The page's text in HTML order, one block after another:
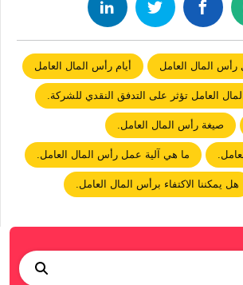
رأس المال العامل أيام رأس المال العامل
العامل تؤثر على التدفق النقدي للشركة.
صيغة رأس المال العامل.
ما هي آلية عمل رأس المال العامل.
هل يمكننا الاكتفاء برأس المال العامل.